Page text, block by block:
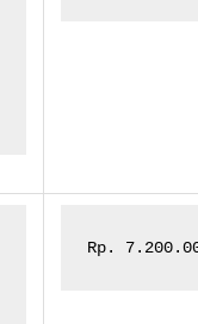
Rp.